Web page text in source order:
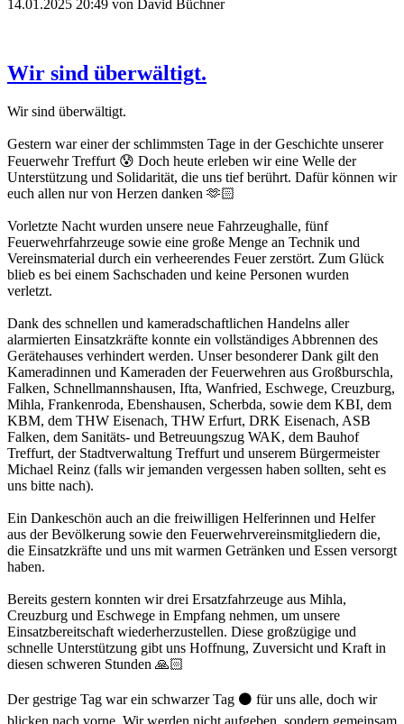
14.01.2025 20:49 von David Büchner
Wir sind überwältigt.
Wir sind überwältigt.
Gestern war einer der schlimmsten Tage in der Geschichte unserer
Feuerwehr Treffurt 😰 Doch heute erleben wir eine Welle der
Unterstützung und Solidarität, die uns tief berührt. Dafür können wir
euch allen nur von Herzen danken 🫶🏻
Vorletzte Nacht wurden unsere neue Fahrzeughalle, fünf
Feuerwehrfahrzeuge sowie eine große Menge an Technik und
Vereinsmaterial durch ein verheerendes Feuer zerstört. Zum Glück
blieb es bei einem Sachschaden und keine Personen wurden
verletzt.
Dank des schnellen und kameradschaftlichen Handelns aller
alarmierten Einsatzkräfte konnte ein vollständiges Abbrennen des
Gerätehauses verhindert werden. Unser besonderer Dank gilt den
Kameradinnen und Kameraden der Feuerwehren aus Großburschla,
Falken, Schnellmannshausen, Ifta, Wanfried, Eschwege, Creuzburg,
Mihla, Frankenroda, Ebenshausen, Scherbda, sowie dem KBI, dem
KBM, dem THW Eisenach, THW Erfurt, DRK Eisenach, ASB
Falken, dem Sanitäts- und Betreuungszug WAK, dem Bauhof
Treffurt, der Stadtverwaltung Treffurt und unserem Bürgermeister
Michael Reinz (falls wir jemanden vergessen haben sollten, seht es
uns bitte nach).
Ein Dankeschön auch an die freiwilligen Helferinnen und Helfer
aus der Bevölkerung sowie den Feuerwehrvereinsmitgliedern die,
die Einsatzkräfte und uns mit warmen Getränken und Essen versorgt
haben.
Bereits gestern konnten wir drei Ersatzfahrzeuge aus Mihla,
Creuzburg und Eschwege in Empfang nehmen, um unsere
Einsatzbereitschaft wiederherzustellen. Diese großzügige und
schnelle Unterstützung gibt uns Hoffnung, Zuversicht und Kraft in
diesen schweren Stunden 🙏🏻
Der gestrige Tag war ein schwarzer Tag ⚫️ für uns alle, doch wir
blicken nach vorne. Wir werden nicht aufgeben, sondern gemeinsam